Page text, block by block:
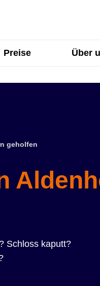
Preise Über
geholfen
Schloss kaputt?